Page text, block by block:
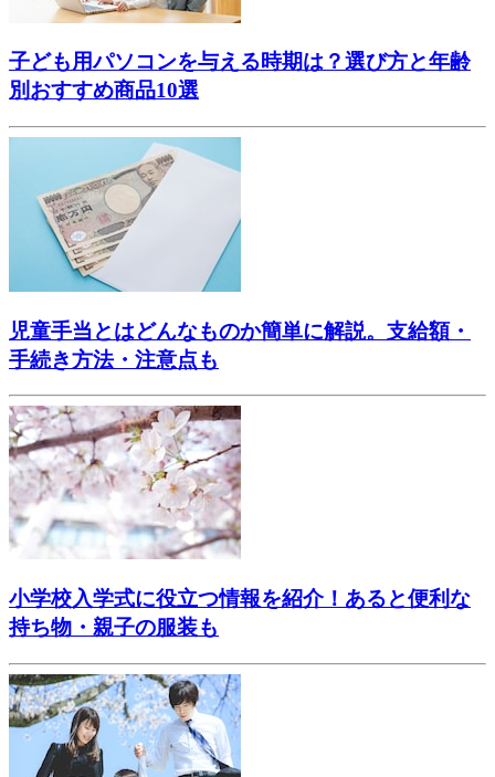
子ども用パソコンを与える時期は？選び方と年齢
別おすすめ商品10選
児童手当とはどんなものか簡単に解説。支給額・
手続き方法・注意点も
小学校入学式に役立つ情報を紹介！あると便利な
持ち物・親子の服装も